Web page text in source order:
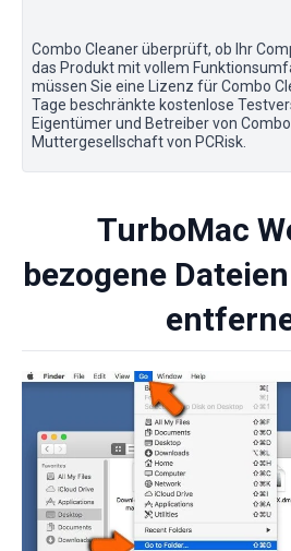
Combo Cleaner überprüft, ob Ihr
das Produkt mit vollem
müssen Sie eine Lizenz für Combo
Tage beschränkte kostenlose
Eigentümer und Betreiber von
Muttergesellschaft von PCRisk.
TurboMac
bezogene